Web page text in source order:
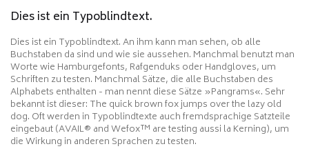
Dies ist ein Typoblindtext.
Dies ist ein Typoblindtext. An ihm kann man sehen, ob alle
Buchstaben da sind und wie sie aussehen. Manchmal benutzt man
Worte wie Hamburgefonts, Rafgenduks oder Handgloves, um
Schriften zu testen. Manchmal Sätze, die alle Buchstaben des
Alphabets enthalten - man nennt diese Sätze »Pangrams«. Sehr
bekannt ist dieser: The quick brown fox jumps over the lazy old
dog. Oft werden in Typoblindtexte auch fremdsprachige Satzteile
eingebaut (AVAIL® and Wefox™ are testing aussi la Kerning), um
die Wirkung in anderen Sprachen zu testen.